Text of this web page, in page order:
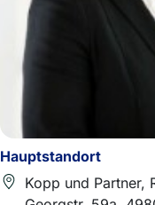
Hauptstandort
Kopp und Partner,